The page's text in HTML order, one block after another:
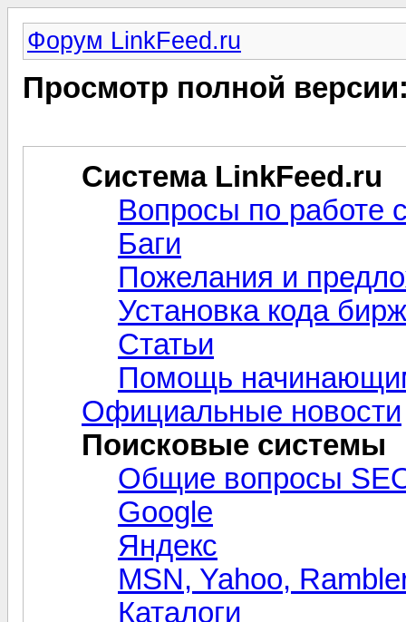
Форум LinkFeed.ru
Просмотр полной
Система LinkFeed.ru
Вопросы по работе
Баги
Пожелания и
Установка кода
Статьи
Помощь
Официальные новости
Поисковые системы
Общие вопросы
Google
Яндекс
MSN, Yahoo,
Каталоги